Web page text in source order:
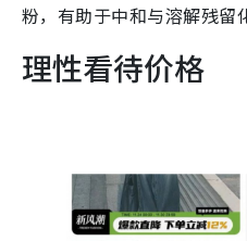
粉，有助于中和与溶解残留
理性看待价格